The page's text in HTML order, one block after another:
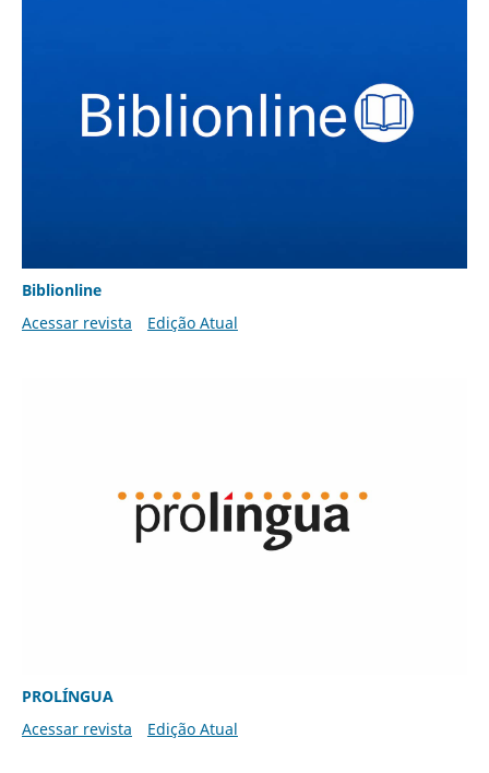
Biblionline
Acessar revista
Edição Atual
PROLÍNGUA
Acessar revista
Edição Atual